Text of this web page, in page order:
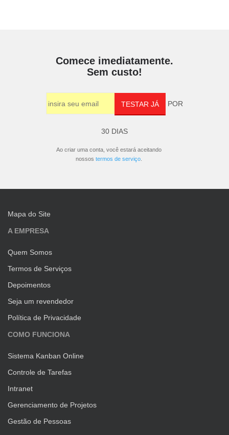
Comece imediatamente.
Sem custo!
TESTAR JÁ POR
30 DIAS
Ao criar uma conta, você estará aceitando
nossos termos de serviço.
Mapa do Site
A EMPRESA
Quem Somos
Termos de Serviços
Depoimentos
Seja um revendedor
Política de Privacidade
COMO FUNCIONA
Sistema Kanban Online
Controle de Tarefas
Intranet
Gerenciamento de Projetos
Gestão de Pessoas